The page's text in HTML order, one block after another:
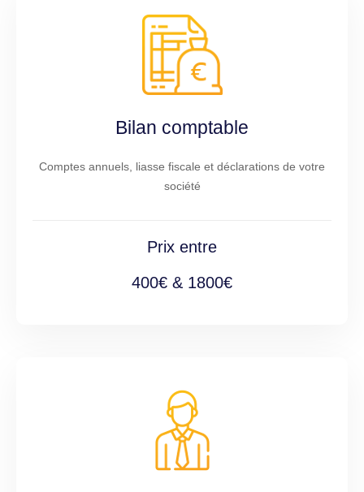
Bilan comptable
Comptes annuels, liasse fiscale et déclarations de votre
société
Prix entre
400€ & 1800€